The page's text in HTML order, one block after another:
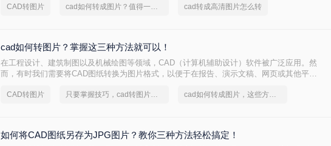
CAD转图片 cad如何转成图片？值得一试的技巧 cad转成高清图片怎么转
cad如何转图片？掌握这三种方法就可以！
在工程设计、建筑制图以及机械绘图等领域，CAD（计算机辅助设计）软件被广泛应用。然
而，有时我们需要将CAD图纸转换为图片格式，以便于在报告、演示文稿、网页或其他平台
行编辑和传输。那么CAD如何转图片呢？本文将详细介绍CAD转图片的方法与步骤，帮助
CAD转图片 只要掌握技巧，cad转图片就不是难事 cad如何转成图片，这些方法可以帮到你
如何将CAD图纸另存为JPG图片？教你三种方法轻松搞定！